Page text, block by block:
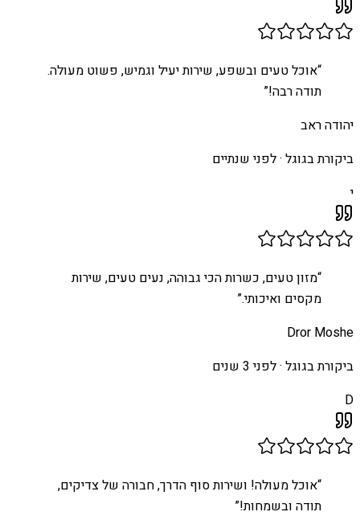
“אוכל טעים ובשפע, שירות יעיל וגמיש, פשוט מעולה.
תודה רבה!”
יהודה ראב
ביקורת בגוגל ·לפני שנתיים
י
“מזון טעים, כשרות הכי גבוהה, נעים טעים, שירות
מקסים ואיכותי.”
Dror Moshe
ביקורת בגוגל ·לפני 3 שנים
D
“אוכל מעולה! ושירות סוף הדרך, חבורה של צדיקים,
תודה ובשמחות!”